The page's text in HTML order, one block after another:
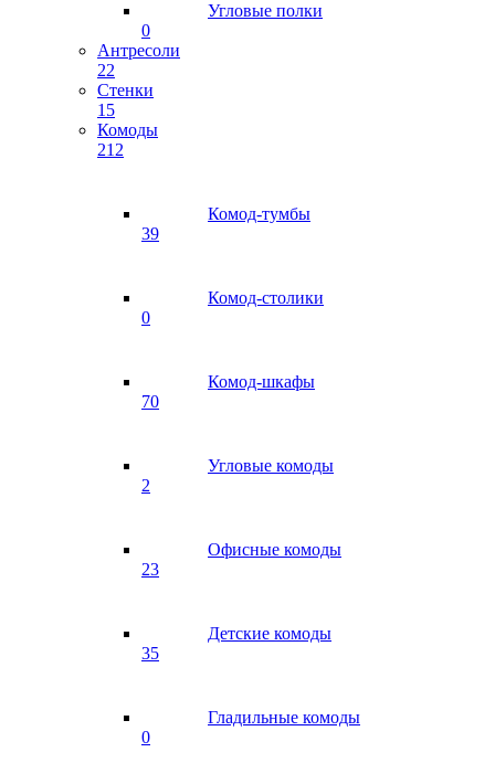
Угловые полки
0
Антресоли
22
Стенки
15
Комоды
212
Комод-тумбы
39
Комод-столики
0
Комод-шкафы
70
Угловые комоды
2
Офисные комоды
23
Детские комоды
35
Гладильные комоды
0